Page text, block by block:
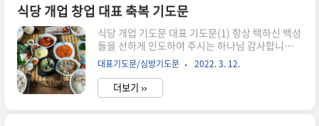
시 하나님께 감사 물질적 어려움이 없도록(대출이
나 그 외 사정 등) 이사 온 곳에서 선한 영향력을 미
칠 수 있도록 가족들이 건강하고, 삶이 형통하도록
특별한 가족의 사정이 있다면 알아보고 기도할 것
목사님의 설교가 있다면, 설교를 위해서 이사 심방
기도문(1) 좋으신 하나님, 오늘 ○○○성도님의 이
사 예배를 드리게 하..
식당 개업 창업 대표 축복 기도문
식당 개업 기도문 대표 기도문(1) 항상 택하신 백성
들을 선하게 인도하여 주시는 하나님 감사합니다.
하나님의 사랑하는 ***집사님의 가정이 새로운 가
계를 창업하게 되었습니다. 그동안 기도하고 애쓰
며 자리를 찾고 메뉴를 개발하며 개업을 준비해 왔
습니다. 하나님, 이 일터에 하나님의 크신 복을 더
대표기도문/심방기도문 2022. 3. 12.
더보기 ››